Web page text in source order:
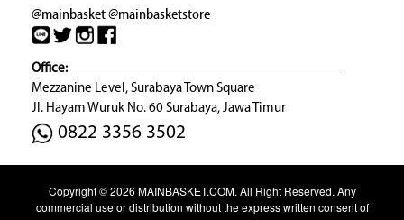
@mainbasket@mainbasketstore
Office:
Mezzanine Level, Surabaya Town Square
Jl. Hayam Wuruk No. 60 Surabaya, Jawa Timur
0822 3356 3502
Copyright © 2026 MAINBASKET.COM. All Right Reserved. Any
commercial use or distribution without the express written consent of